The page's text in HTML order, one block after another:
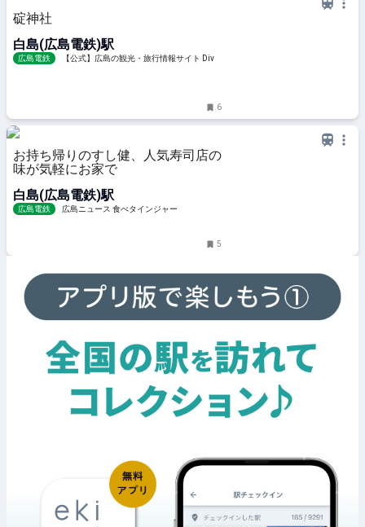
碇神社
白島(広島電鉄)駅
広島電鉄
【公式】広島の観光・旅行情報サイト Dive!
6
お持ち帰りのすし健、人気寿司店の
味が気軽にお家で
白島(広島電鉄)駅
広島電鉄 広島ニュース 食べタインジャー
5